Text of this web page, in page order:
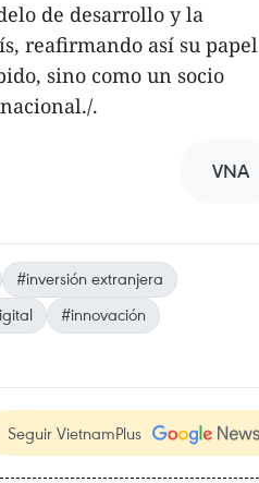
de desarrollo y la
reafirmando así su papel
sino como un socio
.
VNA
#inversión extranjera
#innovación
Seguir VietnamPlus